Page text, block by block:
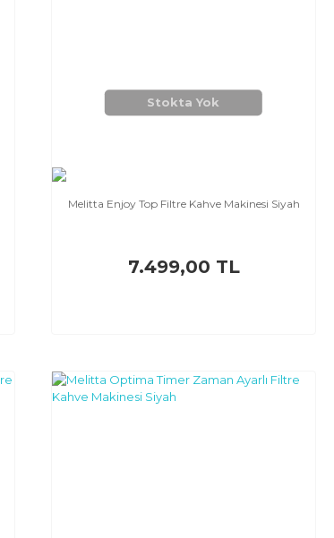
Stokta Yok
Melitta Enjoy Top Filtre Kahve Makinesi Siyah
7.499,00 TL